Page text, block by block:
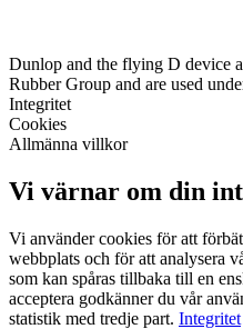
Dunlop and the flying D device
Rubber Group and are used
Integritet
Cookies
Allmänna villkor
Vi värnar om din
Vi använder cookies för att
webbplats och för att analysera
som kan spåras tillbaka till en
acceptera godkänner du vår
statistik med tredje part. Integritet